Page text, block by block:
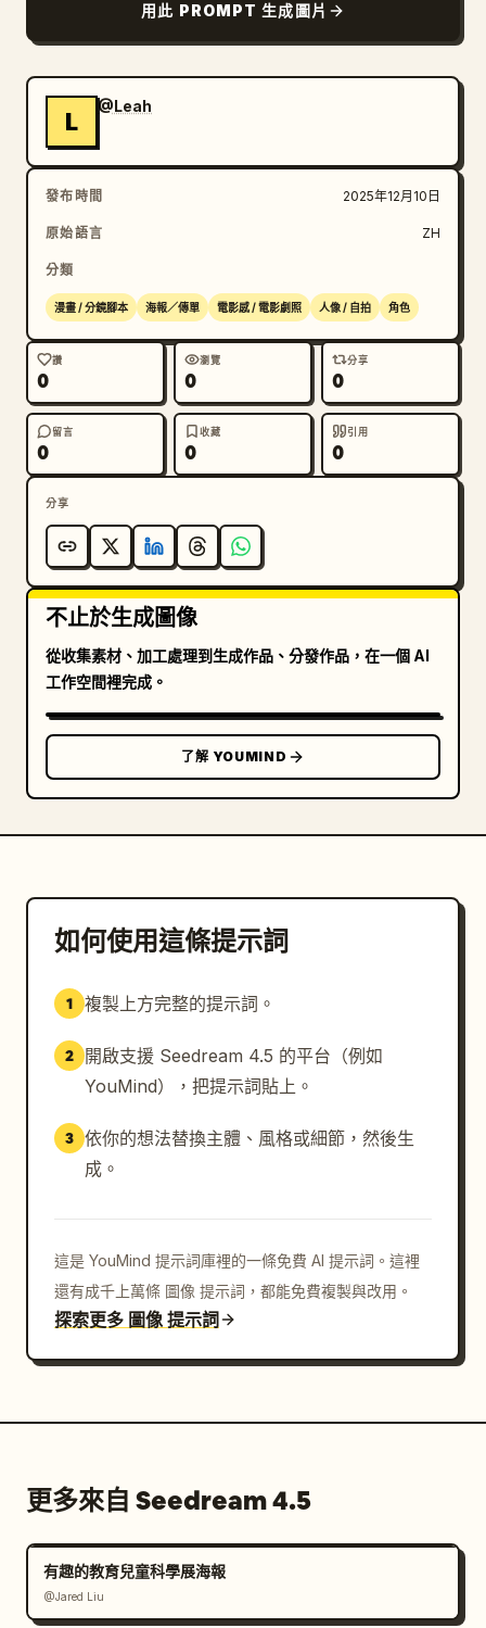
用此 PROMPT 生成圖片
L
@Leah
發布時間 2025年12月10日
原始語言 ZH
分類
漫畫 / 分鏡腳本 海報／傳單 電影感 / 電影劇照 人像 / 自拍 角色
讚
0
瀏覽
0
分享
0
留言
0
收藏
0
引用
0
分享
不止於生成圖像
從收集素材、加工處理到生成作品、分發作品，在一個 AI
工作空間裡完成。
了解 YOUMIND
如何使用這條提示詞
1 複製上方完整的提示詞。
2
開啟支援 Seedream 4.5 的平台（例如
YouMind），把提示詞貼上。
3 依你的想法替換主體、風格或細節，然後生
成。
這是 YouMind 提示詞庫裡的一條免費 AI 提示詞。這裡
還有成千上萬條 圖像 提示詞，都能免費複製與改用。
探索更多 圖像 提示詞
更多來自 Seedream 4.5
有趣的教育兒童科學展海報
@Jared Liu